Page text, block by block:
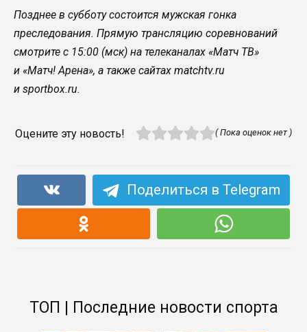
Позднее в субботу состоится мужская гонка
преследования. Прямую трансляцию соревнований
смотрите с 15:00 (мск) на телеканалах «Матч ТВ»
и «Матч! Арена», а также сайтах matchtv.ru
и sportbox.ru.
Оцените эту новость! ( Пока оценок нет )
Поделиться в Telegram
ТОП | Последние новости спорта